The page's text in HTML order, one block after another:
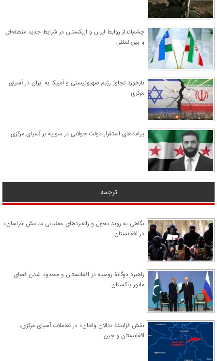
چشم‌انداز روابط ایران و ازبکستان در شرایط جدید منطقه‌ای
و بین‌المللی
​بازخورد تجاوز رژیم صهیونیستی و آمریکا به ایران در آسیای
مرکزی
پیامدهای استقرار دولت جولانی در سوریه بر آسیای مرکزی
ترجمه
نگاهی به روند تحول و راهبردهای عملیاتی «داعش خراسان»
در افغانستان
راهبرد دوگانۀ روسیه در افغانستان و محدود شدن فضای
مانور پاکستان
نقش فزایندۀ «دالان واخان» در تعاملات آسیای مرکزی،
افغانستان و چین